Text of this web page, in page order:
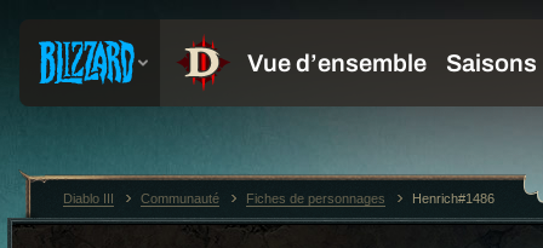
Diablo III Communauté Fiches de personnages Henrich#1486